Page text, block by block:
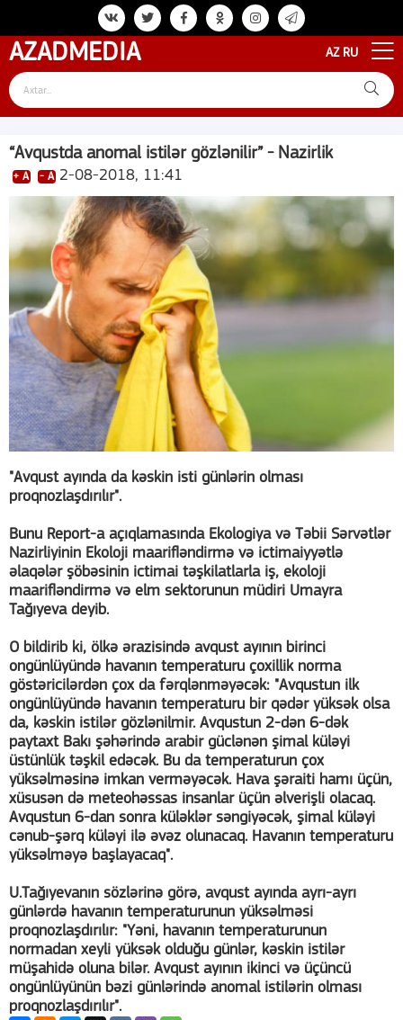
AZADMEDIA AZ RU
“Avqustda anomal istilər gözlənilir” - Nazirlik
+ A - A 2-08-2018, 11:41
"Avqust ayında da kəskin isti günlərin olması
proqnozlaşdırılır".
Bunu Report-a açıqlamasında Ekologiya və Təbii Sərvətlər
Nazirliyinin Ekoloji maarifləndirmə və ictimaiyyətlə
əlaqələr şöbəsinin ictimai təşkilatlarla iş, ekoloji
maarifləndirmə və elm sektorunun müdiri Umayra
Tağıyeva deyib.
O bildirib ki, ölkə ərazisində avqust ayının birinci
ongünlüyündə havanın temperaturu çoxillik norma
göstəricilərdən çox da fərqlənməyəcək: "Avqustun ilk
ongünlüyündə havanın temperaturu bir qədər yüksək olsa
da, kəskin istilər gözlənilmir. Avqustun 2-dən 6-dək
paytaxt Bakı şəhərində arabir güclənən şimal küləyi
üstünlük təşkil edəcək. Bu da temperaturun çox
yüksəlməsinə imkan verməyəcək. Hava şəraiti hamı üçün,
xüsusən də meteohəssas insanlar üçün əlverişli olacaq.
Avqustun 6-dan sonra küləklər səngiyəcək, şimal küləyi
cənub-şərq küləyi ilə əvəz olunacaq. Havanın temperaturu
yüksəlməyə başlayacaq".
U.Tağıyevanın sözlərinə görə, avqust ayında ayrı-ayrı
günlərdə havanın temperaturunun yüksəlməsi
proqnozlaşdırılır: "Yəni, havanın temperaturunun
normadan xeyli yüksək olduğu günlər, kəskin istilər
müşahidə oluna bilər. Avqust ayının ikinci və üçüncü
ongünlüyünün bəzi günlərində anomal istilərin olması
proqnozlaşdırılır".